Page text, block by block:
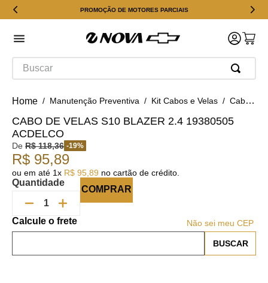
PROMOÇÃO DE MOTORES PARCIAIS
Buscar
Manutenção Preventiva Kit Cabos e Velas Cabo de Velas S10 Blazer 2.4 19380505 ACDelco
CABO DE VELAS S10 BLAZER 2.4 19380505
ACDELCO
De R$ 118,36 -19%
R$ 95,89
ou em até 1x R$ 95 89 no cartão de crédito.
Quantidade
COMPRAR
Não sei meu CEP